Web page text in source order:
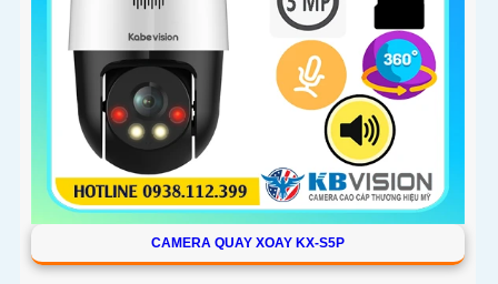
CAMERA QUAY XOAY KX-S5P